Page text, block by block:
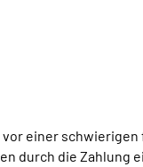
einer
durch die Zahlung